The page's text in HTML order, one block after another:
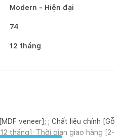
Modern - Hiện đại
74
12 tháng
veneer]; ; Chất liệu chính [Gỗ
tháng]; Thời gian giao hàng [2-